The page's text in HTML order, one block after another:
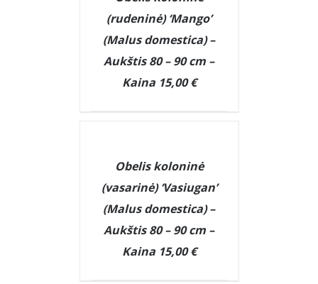
(rudeninė) ‘Mango’
(Malus domestica) –
Aukštis 80 – 90 cm –
Kaina 15,00 €
Obelis koloninė
(vasarinė) ‘Vasiugan’
(Malus domestica) –
Aukštis 80 – 90 cm –
Kaina 15,00 €